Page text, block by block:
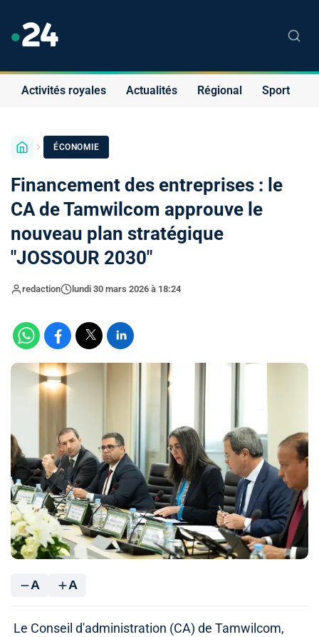
Activités royales Actualités Régional Sport
ÉCONOMIE
Financement des entreprises : le
CA de Tamwilcom approuve le
nouveau plan stratégique
"JOSSOUR 2030"
redaction lundi 30 mars 2026 à 18:24
A A
Le Conseil d'administration (CA) de Tamwilcom,